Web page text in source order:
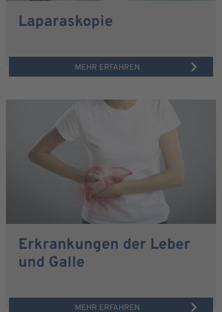
Laparaskopie
MEHR ERFAHREN
Erkrankungen der Leber
und Galle
MEHR ERFAHREN